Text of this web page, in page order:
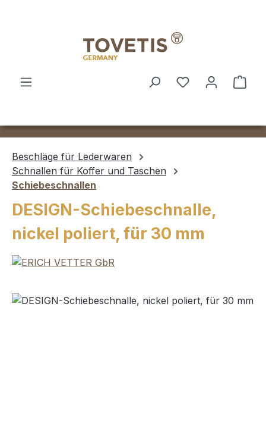
Beschläge für Lederwaren
Schnallen für Koffer und Taschen
Schiebeschnallen
DESIGN-Schiebeschnalle,
nickel poliert, für 30 mm
Bildergalerie überspringen